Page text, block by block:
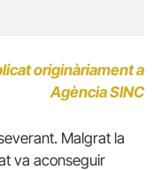
originàriament a
Agència SINC
Malgrat la
va aconseguir